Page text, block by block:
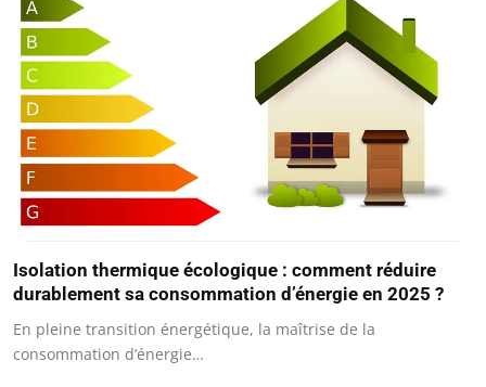
Isolation thermique écologique : comment réduire
durablement sa consommation d’énergie en 2025 ?
En pleine transition énergétique, la maîtrise de la
consommation d’énergie…